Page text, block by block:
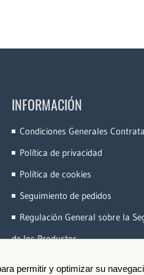
permitir y optimizar su
INFORMACIÓN
Condiciones Generales
Política de privacidad
Política de cookies
Seguimiento de pedidos
Regulación General sobre la
de los Productos